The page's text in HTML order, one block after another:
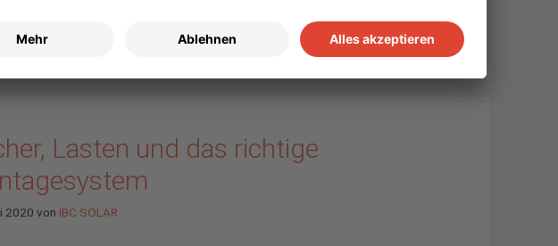
hinterlassen
Lasten und das richtige
2020 von IBC SOLAR